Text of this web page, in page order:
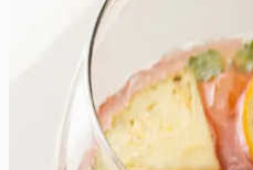
4.6
Bool alkoholiga
See värskendav bool
ühendab endas troopilised
tsitruse ja kvaliteetse viina.